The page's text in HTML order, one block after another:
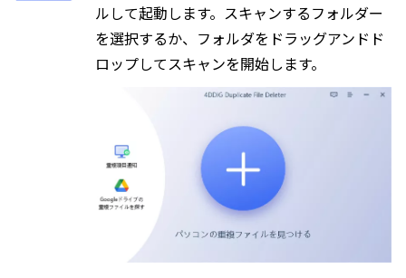
ルして起動します。スキャンするフォルダー
を選択するか、フォルダをドラッグアンドド
ロップしてスキャンを開始します。